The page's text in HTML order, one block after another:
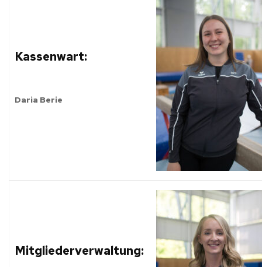
Kassenwart:
Daria Berie
Mitgliederverwaltung: